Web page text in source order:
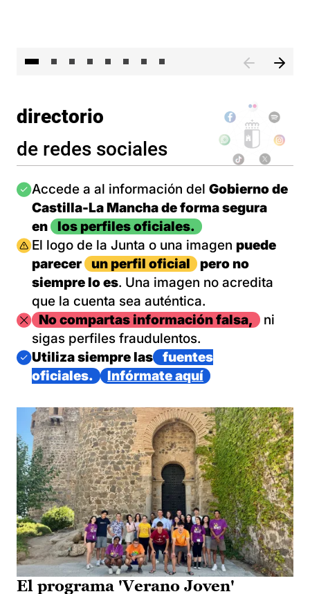
directorio
de redes sociales
Imagen
Accede a al información del Gobierno de
Castilla-La Mancha de forma segura
en
los perfiles oficiales.
Imagen
El logo de la Junta o una imagen puede
parecer
un perfil oficial
pero no
siempre lo es. Una imagen no acredita
que la cuenta sea auténtica.
ImagenNo compartas información falsa,
ni
sigas perfiles fraudulentos.
Imagen
Utiliza siempre las
fuentes
oficiales.
Infórmate aquí
El programa 'Verano Joven'